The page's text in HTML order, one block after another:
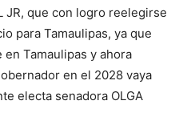
JR, que con logro reelegirse
para Tamaulipas, ya que
Tamaulipas y ahora
en el 2028 vaya
electa senadora OLGA